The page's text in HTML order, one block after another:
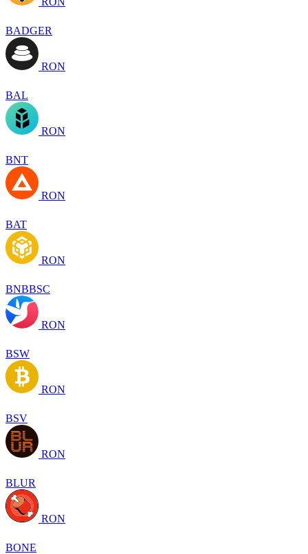
BADGER
RON
BAL
RON
BNT
RON
BAT
RON
BNBBSC
RON
BSW
RON
BSV
RON
BLUR
RON
BONE